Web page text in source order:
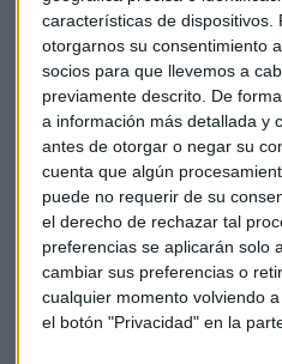
características de dispositivos.
otorgarnos su consentimiento
socios para que llevemos a
previamente descrito. De
a información más detallada y
antes de otorgar o negar su
cuenta que algún
puede no requerir de su
el derecho de rechazar tal
preferencias se aplicarán solo
cambiar sus preferencias o
cualquier momento volviendo
el botón "Privacidad" en la
tener presencia física en
privilegio.
Es una realidad de que
activada por el auge del
que acabará no en los
terreno del legislador donde
valer, o no sus derechos. Por
pagos en los estados.